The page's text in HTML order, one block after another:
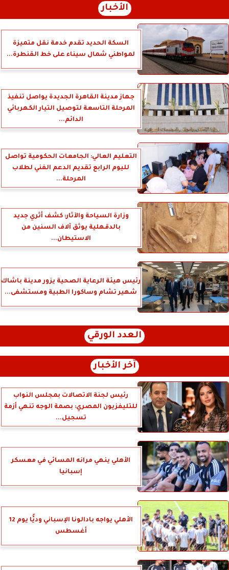
الأخبار
السكة الحديد تقدم خدمة نقل متميزة
لمواطني شمال سيناء على خط القنطرة...
جهاز مدينة القاهرة الجديدة يواصل تنفيذ
المرحلة التاسعة لتوصيل التيار الكهربائي
الدائم...
التعليم العالي: الجامعات الحكومية تواصل
لليوم الرابع تقديم الدعم الفني لطلاب
المرحلة...
وزارة السياحة والآثار: كشف أثري جديد
بالدقهلية يوثق آلاف السنين من
الاستيطان...
رئيس هيئة الرعاية الصحية يزور مدينة باشاك
شهير تشام وساكورا الطبية ومستشفى...
العدد الورقي
آخر الأخبار
رئيس لجنة الاتصالات بمجلس النواب
للتليفزيون المصري: بصمة الوجه تنهي أزمة
تسجيل...
الأهلي ينهي مرانه المسائي في معسكر
إسبانيا
الأهلي يواجه بادالونا الإسباني وديًّا يوم 12
أغسطس